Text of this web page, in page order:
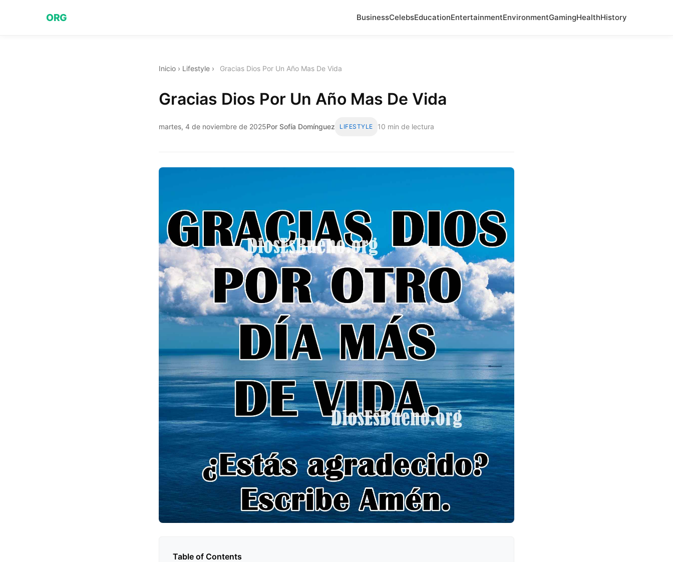
ORG BusinessCelebsEducationEntertainmentEnvironmentGamingHealthHistory
Inicio › Lifestyle › Gracias Dios Por Un Año Mas De Vida
Gracias Dios Por Un Año Mas De Vida
martes, 4 de noviembre de 2025Por Sofía Domínguez LIFESTYLE 10 min de lectura
Table of Contents